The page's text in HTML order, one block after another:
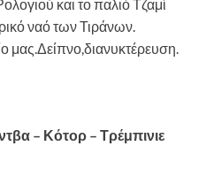
και το παλιό Τζαμί
ναό των Τιράνων.
μας.Δείπνο,διανυκτέρευση.
– Κότορ – Τρέμπινιε